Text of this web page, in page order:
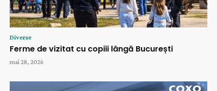
Diverse
Ferme de vizitat cu copiii lângă București
mai 28, 2026